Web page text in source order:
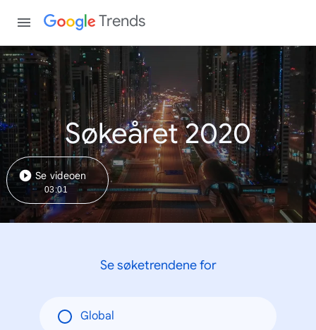
Trends
Søkeåret 2020
Se videoen
03:01
Se søketrendene for
Global